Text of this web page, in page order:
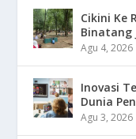
Cikini Ke
Binatang
Agu 4, 2026
Inovasi
Dunia
Agu 3, 2026